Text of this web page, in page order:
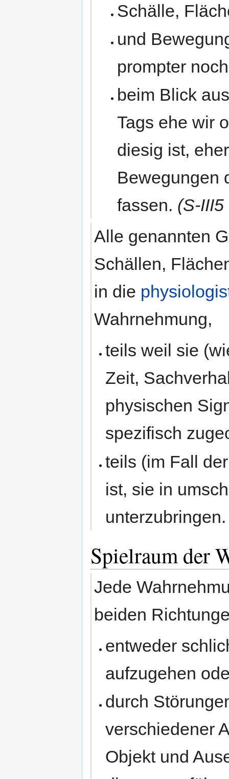
Schälle,
und
prompter
beim Blick
Tags ehe wir
diesig ist,
Bewegungen
fassen. (S-III5
Alle genannten
Schällen,
in die
Wahrnehmung,
teils weil sie
Zeit,
physischen
spezifisch
teils (im Fall
ist, sie in
Spielraum der
Jede
beiden
entweder
aufzugehen
durch
verschiedener
Objekt und